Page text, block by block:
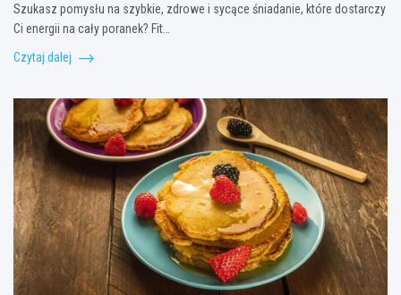
Szukasz pomysłu na szybkie, zdrowe i sycące śniadanie, które dostarczy
Ci energii na cały poranek? Fit…
Czytaj dalej